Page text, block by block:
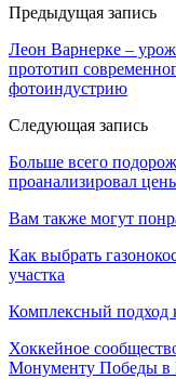
Предыдущая запись
Леон Варнерке –
прототип
фотоиндустрию
Следующая запись
Больше всего
проанализировал
Вам также могут
Как выбрать
участка
Комплексный подход
Хоккейное
Монументу Победы в